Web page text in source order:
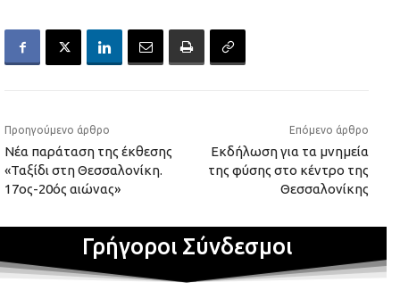
Προηγούμενο άρθρο
Νέα παράταση της έκθεσης
«Ταξίδι στη Θεσσαλονίκη.
17ος-20ός αιώνας»
Επόμενο άρθρο
Εκδήλωση για τα μνημεία
της φύσης στο κέντρο της
Θεσσαλονίκης
Γρήγοροι Σύνδεσμοι